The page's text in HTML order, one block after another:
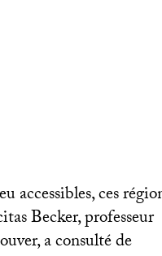
accessibles, ces
Becker, professeur
a consulté de